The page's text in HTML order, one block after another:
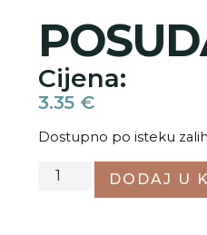
Cijena:
3.35 €
Dostupno po isteku
DODAJ U